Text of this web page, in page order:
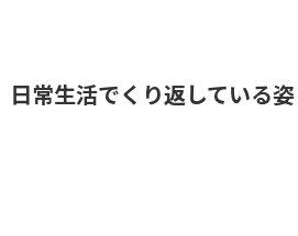
日常生活でくり返している姿